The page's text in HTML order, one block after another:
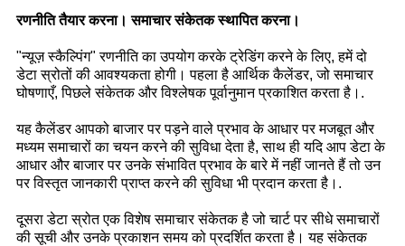
रणनीति तैयार करना। समाचार संकेतक स्थापित करना।
"न्यूज़ स्कैल्पिंग" रणनीति का उपयोग करके ट्रेडिंग करने के लिए, हमें दो
डेटा स्रोतों की आवश्यकता होगी। पहला है आर्थिक कैलेंडर, जो समाचार
घोषणाएँ, पिछले संकेतक और विश्लेषक पूर्वानुमान प्रकाशित करता है।.
यह कैलेंडर आपको बाजार पर पड़ने वाले प्रभाव के आधार पर मजबूत और
मध्यम समाचारों का चयन करने की सुविधा देता है, साथ ही यदि आप डेटा के
आधार और बाजार पर उनके संभावित प्रभाव के बारे में नहीं जानते हैं तो उन
पर विस्तृत जानकारी प्राप्त करने की सुविधा भी प्रदान करता है।.
दूसरा डेटा स्रोत एक विशेष समाचार संकेतक है जो चार्ट पर सीधे समाचारों
की सूची और उनके प्रकाशन समय को प्रदर्शित करता है। यह संकेतक